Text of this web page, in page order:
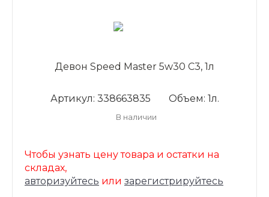
Девон Speed Master 5w30 C3, 1л
Артикул: 338663835 Объем: 1л.
В наличии
Чтобы узнать цену товара и остатки на
складах,
авторизуйтесь или зарегистрируйтесь